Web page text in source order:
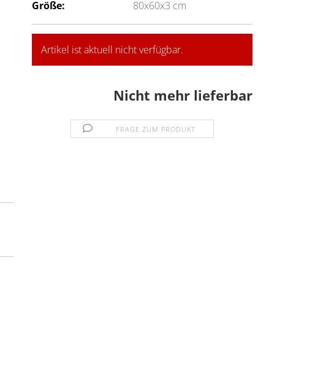
Größe:
80x60x3 cm
Artikel ist aktuell nicht verfügbar.
Nicht mehr lieferbar
FRAGE ZUM PRODUKT